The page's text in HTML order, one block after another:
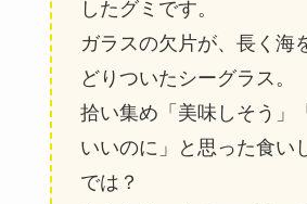
したグミです。
ガラスの欠片が、長く海
どりついたシーグラス。
拾い集め「美味しそう」
いいのに」と思った食い
では？